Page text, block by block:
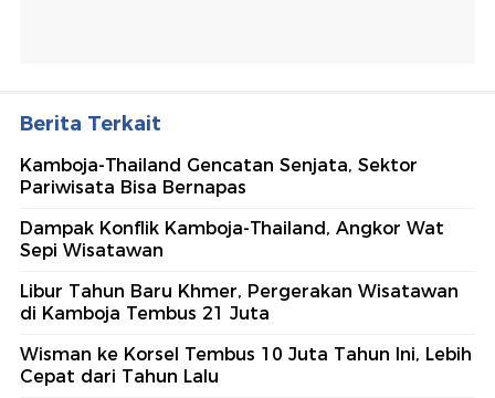
Berita Terkait
Kamboja-Thailand Gencatan Senjata, Sektor
Pariwisata Bisa Bernapas
Dampak Konflik Kamboja-Thailand, Angkor Wat
Sepi Wisatawan
Libur Tahun Baru Khmer, Pergerakan Wisatawan
di Kamboja Tembus 21 Juta
Wisman ke Korsel Tembus 10 Juta Tahun Ini, Lebih
Cepat dari Tahun Lalu